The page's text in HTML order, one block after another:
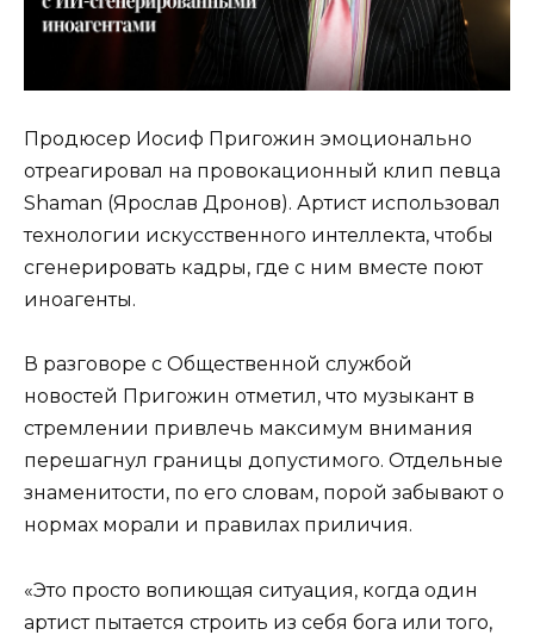
Продюсер Иосиф Пригожин эмоционально
отреагировал на провокационный клип певца
Shaman (Ярослав Дронов). Артист использовал
технологии искусственного интеллекта, чтобы
сгенерировать кадры, где с ним вместе поют
иноагенты.
В разговоре с Общественной службой
новостей Пригожин отметил, что музыкант в
стремлении привлечь максимум внимания
перешагнул границы допустимого. Отдельные
знаменитости, по его словам, порой забывают о
нормах морали и правилах приличия.
«Это просто вопиющая ситуация, когда один
артист пытается строить из себя бога или того,